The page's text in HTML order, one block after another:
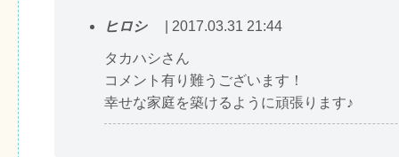
ヒロシ | 2017.03.31 21:44
タカハシさん
コメント有り難うございます！
幸せな家庭を築けるように頑張ります♪